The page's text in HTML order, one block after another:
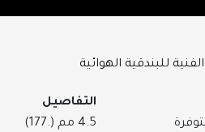
للبندقية الهوائية
التفاصيل
4.5 مم (.177)